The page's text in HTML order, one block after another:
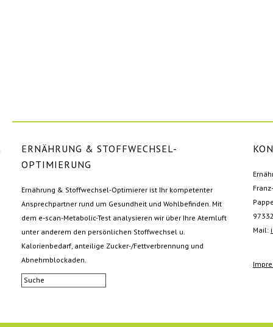
ERNÄHRUNG & STOFFWECHSEL-
OPTIMIERUNG
Ernährung & Stoffwechsel-Optimierer ist Ihr kompetenter
Ansprechpartner rund um Gesundheit und Wohlbefinden. Mit
dem e-scan-Metabolic-Test analysieren wir über Ihre Atemluft
unter anderem den persönlichen Stoffwechsel u.
Kalorienbedarf, anteilige Zucker-/Fettverbrennung und
Abnehmblockaden.
Mail: